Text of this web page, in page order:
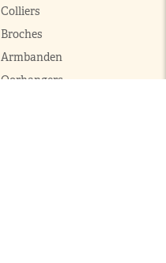
Colliers
Broches
Armbanden
Oorhangers